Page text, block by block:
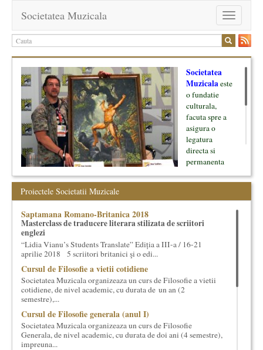
Toggle
navigation
Societatea Muzicala
Societatea
Muzicalaeste
o fundatie
culturala,
facuta spre a
asigura o
legatura
directa si
permanenta
oamenii ei, pe
inceput cu muzica clasica - si de aici numele -, insa acum
dezvoltam proiecte si in alte domenii ale culturii.
Facem management cultural, dezvoltam si administram proiecte
proprii sau preluate, modele si sisteme de finantare, marketing
cultural si consultanta. Organizam concursuri, concerte si
evenimente culturale, private sau publice, tinem cursuri de
cultura generala muzicala, teatrala, filosofica si de alte feluri.
Cuvinte in plus despre proiect, despre cei care il administreaza si
cei care il finantateaza sunt in rubricile de mai jos.
Proiectele Societatii Muzicale
Saptamana Romano-Britanica 2018
Masterclass de traducere literara stilizata de scriitori
englezi
“Lidia Vianu’s Students Translate” Ediția a III-a / 16-21
aprilie 2018 5 scriitori britanici şi o edi...
Cursul de Filosofie a vietii cotidiene
Societatea Muzicala organizeaza un curs de Filosofie a vietii
cotidiene, de nivel academic, cu durata de un an (2
semestre),...
Cursul de Filosofie generala (anul I)
Societatea Muzicala organizeaza un curs de Filosofie
Generala, de nivel academic, cu durata de doi ani (4 semestre),
impreuna...